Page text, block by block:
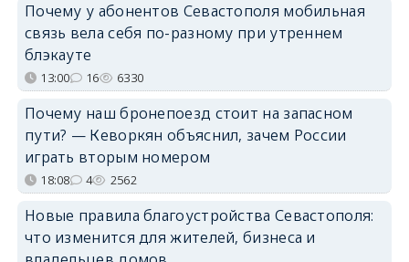
Почему у абонентов Севастополя мобильная
связь вела себя по-разному при утреннем
блэкауте
13:00 16 6330
Почему наш бронепоезд стоит на запасном
пути? — Кеворкян объяснил, зачем России
играть вторым номером
18:08 4 2562
Новые правила благоустройства Севастополя:
что изменится для жителей, бизнеса и